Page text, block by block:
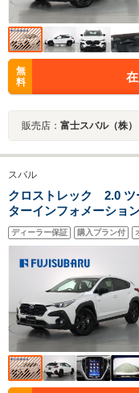
無
料
販売店： 富士スバル（株
スバル
クロストレック 2.0
ターインフォメーシ
新世代アイサイト ワ
ディーラー保証 購入プラン付